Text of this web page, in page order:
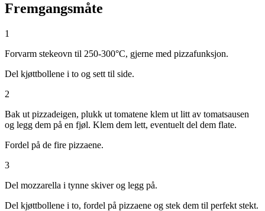
Fremgangsmåte
1
Forvarm stekeovn til 250-300°C, gjerne med pizzafunksjon.
Del kjøttbollene i to og sett til side.
2
Bak ut pizzadeigen, plukk ut tomatene klem ut litt av tomatsausen
og legg dem på en fjøl. Klem dem lett, eventuelt del dem flate.
Fordel på de fire pizzaene.
3
Del mozzarella i tynne skiver og legg på.
Del kjøttbollene i to, fordel på pizzaene og stek dem til perfekt stekt.